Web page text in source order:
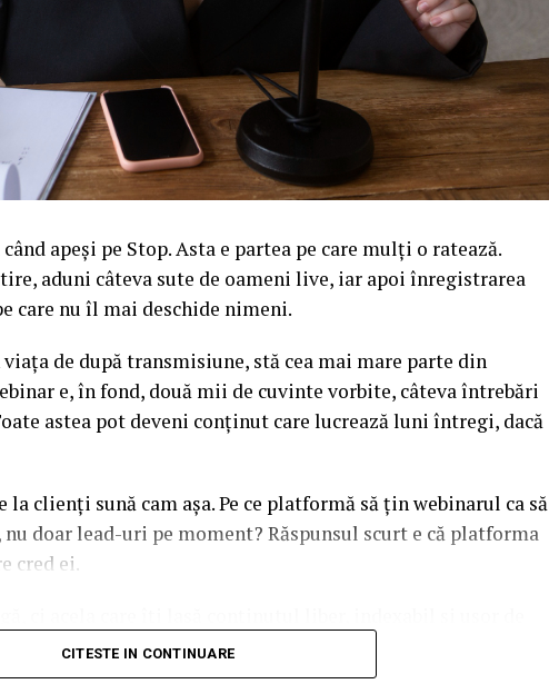
apeși pe Stop. Asta e partea pe care mulți o ratează.
aduni câteva sute de oameni live, iar apoi înregistrarea
care nu îl mai deschide nimeni.
de după transmisiune, stă cea mai mare parte din
e, în fond, două mii de cuvinte vorbite, câteva întrebări
astea pot deveni conținut care lucrează luni întregi, dacă
la clienți sună cam așa. Pe ce platformă să țin webinarul ca să
doar lead-uri pe moment? Răspunsul scurt e că platforma
cred ei.
fiindcă diferențele dintre opțiuni sunt mai subtile decât
CITESTE IN CONTINUARE